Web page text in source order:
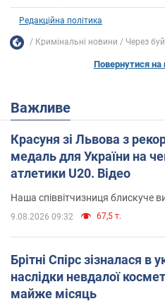
Редакційна політика
Кримінальні новини Через
Повернутися на
Важливе
Красуня зі Львова з
медаль для України на
атлетики U20. Відео
Наша співвітчизниця блискуче
9.08.2026 09:32 67,5 т.
Брітні Спірс зізналася в
наслідки невдалої
майже місяць